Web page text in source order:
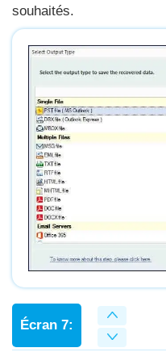
souhaités.
Écran 7: